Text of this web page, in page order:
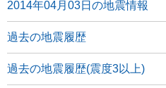
2014年04月03日の地震情報
過去の地震履歴
過去の地震履歴(震度3以上)